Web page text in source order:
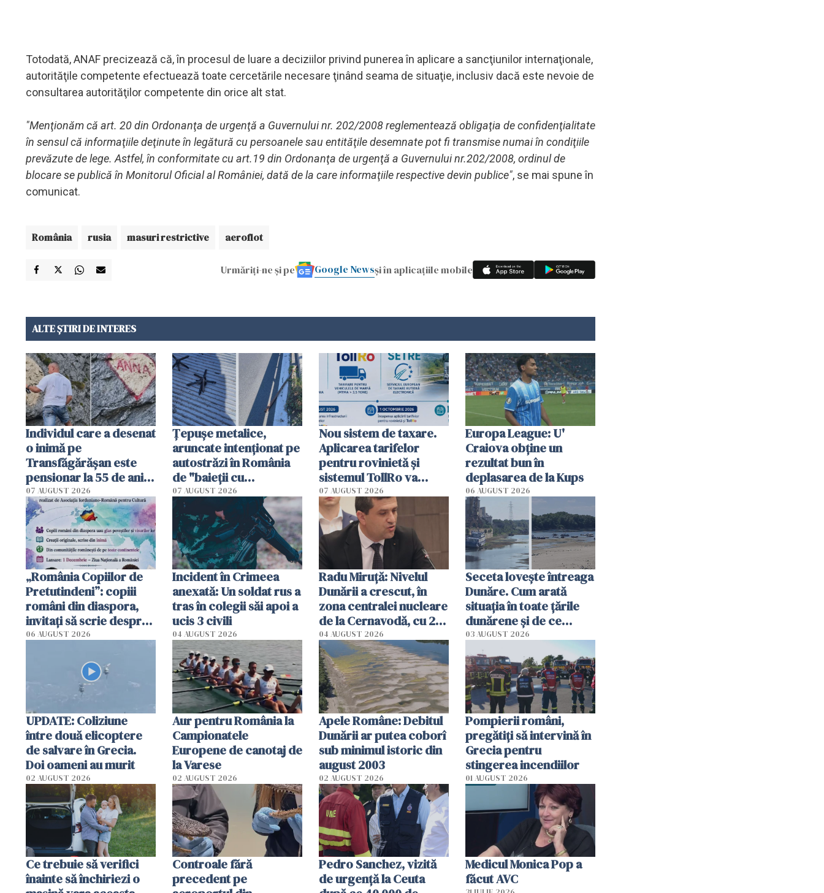
Totodată, ANAF precizează că, în procesul de luare a deciziilor privind punerea în aplicare a sancţiunilor internaţionale,
autorităţile competente efectuează toate cercetările necesare ţinând seama de situaţie, inclusiv dacă este nevoie de
consultarea autorităţilor competente din orice alt stat.
"Menţionăm că art. 20 din Ordonanţa de urgenţă a Guvernului nr. 202/2008 reglementează obligaţia de confidenţialitate
în sensul că informaţiile deţinute în legătură cu persoanele sau entităţile desemnate pot fi transmise numai în condiţiile
prevăzute de lege. Astfel, în conformitate cu art.19 din Ordonanţa de urgenţă a Guvernului nr.202/2008, ordinul de
blocare se publică în Monitorul Oficial al României, dată de la care informaţiile respective devin publice", se mai spune în
comunicat.
România rusia masuri restrictive aeroflot
Urmăriți-ne și pe Google Newsși în aplicațiile mobile
ALTE ȘTIRI DE INTERES
Individul care a desenat
o inimă pe
Transfăgărășan este
pensionar la 55 de ani.
Poliția l-a identificat
07 AUGUST 2026
Țepușe metalice,
aruncate intenționat pe
autostrăzi în România
de "baieții cu
platforme": "Mi-au
cerut 1200 lei să mă
tracteze"
07 AUGUST 2026
Nou sistem de taxare.
Aplicarea tarifelor
pentru rovinietă şi
sistemul TollRo va
începe la 1 octombrie
07 AUGUST 2026
Europa League: U'
Craiova obține un
rezultat bun în
deplasarea de la Kups
06 AUGUST 2026
„România Copiilor de
Pretutindeni”: copiii
români din diaspora,
invitați să scrie despre
România într-un volum
06 AUGUST 2026
Incident în Crimeea
anexată: Un soldat rus a
tras în colegii săi apoi a
ucis 3 civili
04 AUGUST 2026
Radu Miruţă: Nivelul
Dunării a crescut, în
zona centralei nucleare
de la Cernavodă, cu 2
cm faţă de ziua trecută
04 AUGUST 2026
Seceta lovește întreaga
Dunăre. Cum arată
situația în toate țările
dunărene și de ce
România resimte
efectele, deși a plouat
în iulie
03 AUGUST 2026
UPDATE: Coliziune
între două elicoptere
de salvare în Grecia.
Doi oameni au murit
02 AUGUST 2026
Aur pentru România la
Campionatele
Europene de canotaj de
la Varese
02 AUGUST 2026
Apele Române: Debitul
Dunării ar putea coborî
sub minimul istoric din
august 2003
02 AUGUST 2026
Pompierii români,
pregătiţi să intervină în
Grecia pentru
stingerea incendiilor
01 AUGUST 2026
Ce trebuie să verifici
înainte să închiriezi o
Controale fără
precedent pe
Pedro Sanchez, vizită
de urgență la Ceuta
Medicul Monica Pop a
făcut AVC